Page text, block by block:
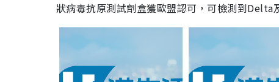
狀病毒抗原測試劑盒獲歐盟認可，可檢測到